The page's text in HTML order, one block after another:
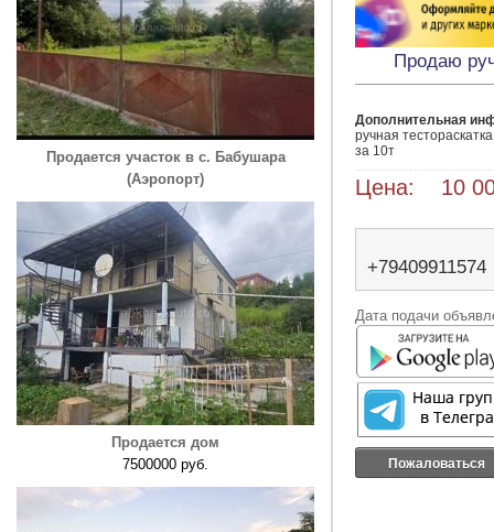
Продается участок в с. Бабушара
(Аэропорт)
Продается дом
7500000 руб.
Продаю
Дополнительная
ручная
за 10т
Цена: 10
+79409911574
Дата подачи
Пожаловаться